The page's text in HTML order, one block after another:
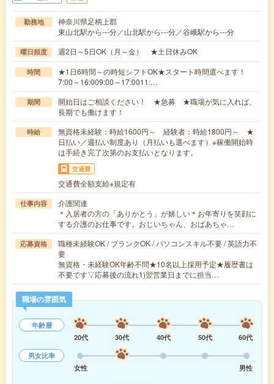
勤務地
神奈川県足柄上郡
東山北駅から---分／山北駅から---分／谷峨駅から---分
曜日頻度 週2日～5日OK（月～金） ★土日休みOK
時間
★1日6時間～の時短シフトOK★スタート時間選べます！
7:00～16:009:00～17:0011:…
期間
開始日はご相談ください！ ★急募 ★職場が気に入れば、
長期でも働けます！
時給
無資格未経験：時給1600円～ 経験者：時給1800円～ ★
日払い／週払い制度あり（月払いも選べます）※稼働開始時
は手続き完了次第のお支払いとなります。
交通費
交通費全額支給※規定有
仕事内容
介護関連
＊入居者の方の「ありがとう」が嬉しい＊お年寄りを笑顔に
する介護のお仕事です。おじいちゃん、おばあちゃ…
応募資格
職種未経験OK / ブランクOK / パソコンスキル不要 / 英語力不
要
無資格・未経験OK年齢不問★10名以上採用予定★履歴書は
不要です▽応募後の流れ1)翌営業日までに担当…
職場の雰囲気
年齢層
20代
30代 40代 50代
60代
男女比率
女性
男性